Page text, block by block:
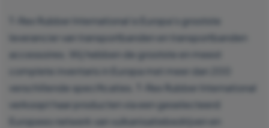
T-Rex Rubber International is Europa’s grootste
leverancier van transportbanden en transportbanden
accessoires. Wij hebben de grootste en meest
complete inventaris in Europa met meer dan 200
verschillende specificaties. T-Rex Rubber International
verkoopt haar producten via een geselecteerd
Europees netwerk van vulkanisatiebedrijven en